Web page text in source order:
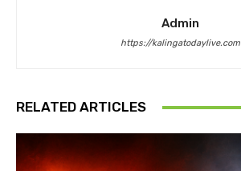
Admin
https://kalingatodaylive.com
RELATED ARTICLES